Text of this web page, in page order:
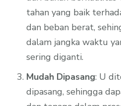
tahan yang baik
dan beban berat,
dalam jangka waktu
sering diganti.
Mudah Dipasang: U
dipasang, sehingga